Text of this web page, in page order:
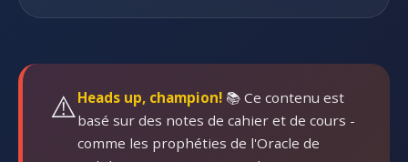
⚠️Heads up, champion! 📚 Ce contenu est
basé sur des notes de cahier et de cours -
comme les prophéties de l'Oracle de